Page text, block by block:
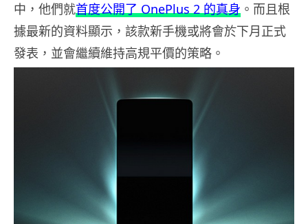
中，他們就首度公開了 OnePlus 2 的真身 。而且根
據最新的資料顯示，該款新手機或將會於下月正式
發表，並會繼續維持高規平價的策略。